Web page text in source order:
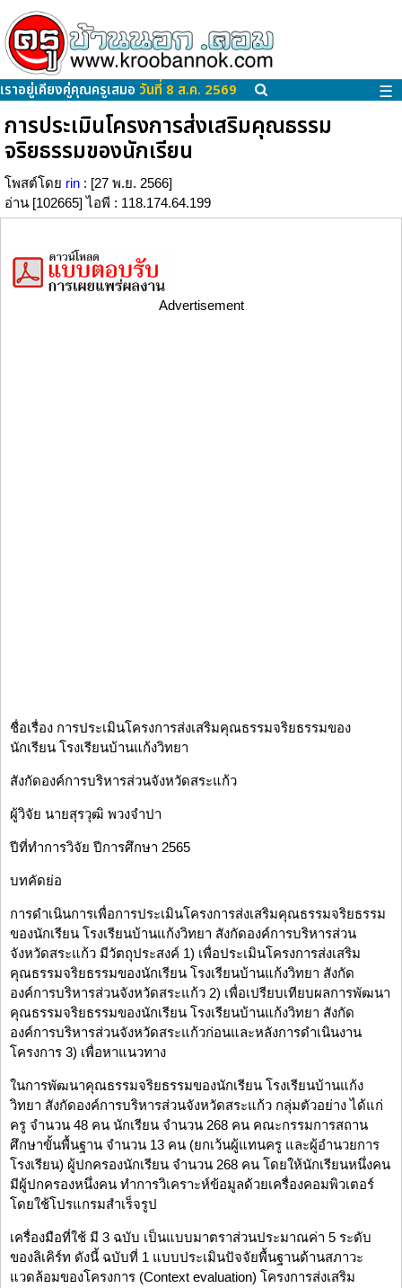
เราอยู่เคียงคู่คุณครูเสมอ วันที่ 8 ส.ค. 2569 ☰
การประเมินโครงการส่งเสริมคุณธรรม
จริยธรรมของนักเรียน
โพสต์โดย rin : [27 พ.ย. 2566]
อ่าน [102665] ไอพี : 118.174.64.199
Advertisement
ชื่อเรื่อง การประเมินโครงการส่งเสริมคุณธรรมจริยธรรมของ
นักเรียน โรงเรียนบ้านแก้งวิทยา
สังกัดองค์การบริหารส่วนจังหวัดสระแก้ว
ผู้วิจัย นายสุรวุฒิ พวงจำปา
ปีที่ทำการวิจัย ปีการศึกษา 2565
บทคัดย่อ
การดำเนินการเพื่อการประเมินโครงการส่งเสริมคุณธรรมจริยธรรม
ของนักเรียน โรงเรียนบ้านแก้งวิทยา สังกัดองค์การบริหารส่วน
จังหวัดสระแก้ว มีวัตถุประสงค์ 1) เพื่อประเมินโครงการส่งเสริม
คุณธรรมจริยธรรมของนักเรียน โรงเรียนบ้านแก้งวิทยา สังกัด
องค์การบริหารส่วนจังหวัดสระแก้ว 2) เพื่อเปรียบเทียบผลการพัฒนา
คุณธรรมจริยธรรมของนักเรียน โรงเรียนบ้านแก้งวิทยา สังกัด
องค์การบริหารส่วนจังหวัดสระแก้วก่อนและหลังการดำเนินงาน
โครงการ 3) เพื่อหาแนวทาง
ในการพัฒนาคุณธรรมจริยธรรมของนักเรียน โรงเรียนบ้านแก้ง
วิทยา สังกัดองค์การบริหารส่วนจังหวัดสระแก้ว กลุ่มตัวอย่าง ได้แก่
ครู จำนวน 48 คน นักเรียน จำนวน 268 คน คณะกรรมการสถาน
ศึกษาขั้นพื้นฐาน จำนวน 13 คน (ยกเว้นผู้แทนครู และผู้อำนวยการ
โรงเรียน) ผู้ปกครองนักเรียน จำนวน 268 คน โดยให้นักเรียนหนึ่งคน
มีผู้ปกครองหนึ่งคน ทำการวิเคราะห์ข้อมูลด้วยเครื่องคอมพิวเตอร์
โดยใช้โปรแกรมสำเร็จรูป
เครื่องมือที่ใช้ มี 3 ฉบับ เป็นแบบมาตราส่วนประมาณค่า 5 ระดับ
ของลิเคิร์ท ดังนี้ ฉบับที่ 1 แบบประเมินปัจจัยพื้นฐานด้านสภาวะ
แวดล้อมของโครงการ (Context evaluation) โครงการส่งเสริม